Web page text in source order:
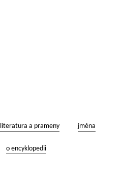
literatura a prameny jména
o encyklopedii